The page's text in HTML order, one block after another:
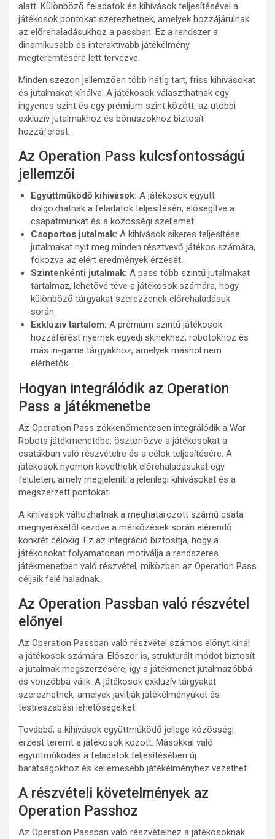
alatt. Különböző feladatok és kihívások teljesítésével a
játékosok pontokat szerezhetnek, amelyek hozzájárulnak
az előrehaladásukhoz a passban. Ez a rendszer a
dinamikusabb és interaktívabb játékélmény
megteremtésére lett tervezve.
Minden szezon jellemzően több hétig tart, friss kihívásokat
és jutalmakat kínálva. A játékosok választhatnak egy
ingyenes szint és egy prémium szint között, az utóbbi
exkluzív jutalmakhoz és bónuszokhoz biztosít
hozzáférést.
Az Operation Pass kulcsfontosságú
jellemzői
Együttműködő kihívások: A játékosok együtt
dolgozhatnak a feladatok teljesítésén, elősegítve a
csapatmunkát és a közösségi szellemet.
Csoportos jutalmak: A kihívások sikeres teljesítése
jutalmakat nyit meg minden résztvevő játékos számára,
fokozva az elért eredmények érzését.
Szintenkénti jutalmak: A pass több szintű jutalmakat
tartalmaz, lehetővé téve a játékosok számára, hogy
különböző tárgyakat szerezzenek előrehaladásuk
során.
Exkluzív tartalom: A prémium szintű játékosok
hozzáférést nyernek egyedi skinekhez, robotokhoz és
más in-game tárgyakhoz, amelyek máshol nem
elérhetők.
Hogyan integrálódik az Operation
Pass a játékmenetbe
Az Operation Pass zökkenőmentesen integrálódik a War
Robots játékmenetébe, ösztönözve a játékosokat a
csatákban való részvételre és a célok teljesítésére. A
játékosok nyomon követhetik előrehaladásukat egy
felületen, amely megjeleníti a jelenlegi kihívásokat és a
megszerzett pontokat.
A kihívások változhatnak a meghatározott számú csata
megnyerésétől kezdve a mérkőzések során elérendő
konkrét célokig. Ez az integráció biztosítja, hogy a
játékosokat folyamatosan motiválja a rendszeres
játékmenetben való részvétel, miközben az Operation Pass
céljaik felé haladnak.
Az Operation Passban való részvétel
előnyei
Az Operation Passban való részvétel számos előnyt kínál
a játékosok számára. Először is, strukturált módot biztosít
a jutalmak megszerzésére, így a játékmenet jutalmazóbbá
és vonzóbbá válik. A játékosok exkluzív tárgyakat
szerezhetnek, amelyek javítják játékélményüket és
testreszabási lehetőségeiket.
Továbbá, a kihívások együttműködő jellege közösségi
érzést teremt a játékosok között. Másokkal való
együttműködés a feladatok teljesítésében új
barátságokhoz és kellemesebb játékélményhez vezethet.
A részvételi követelmények az
Operation Passhoz
Az Operation Passban való részvételhez a játékosoknak